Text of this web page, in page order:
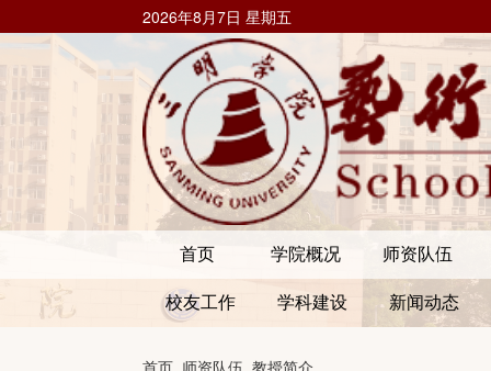
2026年8月7日 星期五
首页 学院概况 师资队伍
校友工作 学科建设 新闻动态